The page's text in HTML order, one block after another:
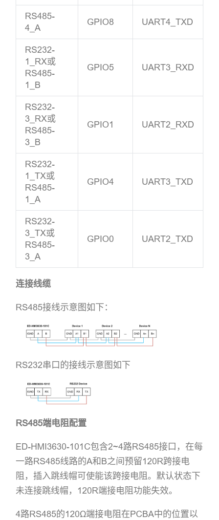
RS485-
4_A
GPIO8 UART4_TXD
RS232-
1_RX或
RS485-
1_B
GPIO5 UART3_RXD
RS232-
3_RX或
RS485-
3_B
GPIO1 UART2_RXD
RS232-
1_TX或
RS485-
1_A
GPIO4 UART3_TXD
RS232-
3_TX或
RS485-
3_A
GPIO0 UART2_TXD
连接线缆
RS485接线示意图如下：
RS232串口的接线示意图如下
RS485端电阻配置
ED-HMI3630-101C包含2~4路RS485接口，在每
一路RS485线路的A和B之间预留120R跨接电
阻，插入跳线帽可使能该跨接电阻。默认状态下
未连接跳线帽，120R端接电阻功能失效。
4路RS485的120Ω端接电阻在PCBA中的位置以